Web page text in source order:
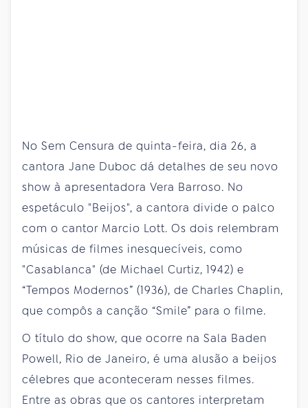
No Sem Censura de quinta-feira, dia 26, a
cantora Jane Duboc dá detalhes de seu novo
show à apresentadora Vera Barroso. No
espetáculo "Beijos", a cantora divide o palco
com o cantor Marcio Lott. Os dois relembram
músicas de filmes inesquecíveis, como
"Casablanca" (de Michael Curtiz, 1942) e
“Tempos Modernos” (1936), de Charles Chaplin,
que compôs a canção “Smile” para o filme.
O título do show, que ocorre na Sala Baden
Powell, Rio de Janeiro, é uma alusão a beijos
célebres que aconteceram nesses filmes.
Entre as obras que os cantores interpretam